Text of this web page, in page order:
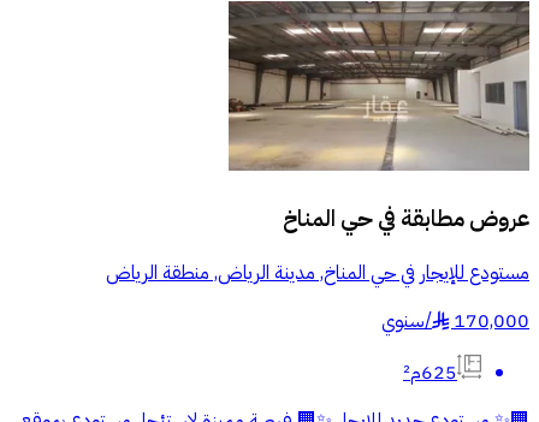
عروض مطابقة فيحي المناخ
مستودع للإيجار في حي المناخ, مدينة الرياض, منطقة الرياض
170,000
§
/سنوي
625م²